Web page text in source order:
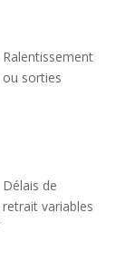
Ralentissement
ou sorties
Délais de
retrait variables